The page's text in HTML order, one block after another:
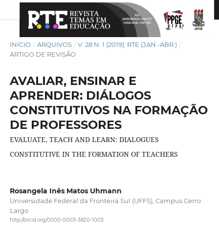
INÍCIO / ARQUIVOS / V. 28 N. 1 (2019): RTE (JAN.-ABR.) /
ARTIGO DE REVISÃO
AVALIAR, ENSINAR E
APRENDER: DIÁLOGOS
CONSTITUTIVOS NA FORMAÇÃO
DE PROFESSORES
EVALUATE, TEACH AND LEARN: DIALOGUES
CONSTITUTIVE IN THE FORMATION OF TEACHERS
Rosangela Inês Matos Uhmann
Universidade Federal da Fronteira Sul (UFFS), Campus Cerro
Largo
http://orcid.org/0000-0003-3820-1003